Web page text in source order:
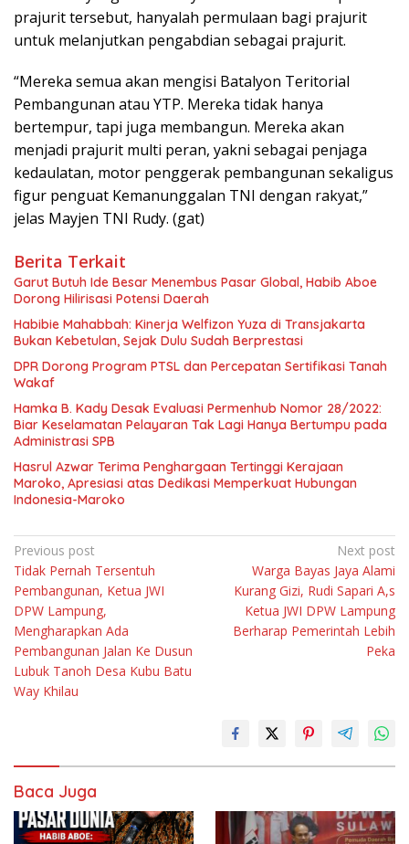
prajurit tersebut, hanyalah permulaan bagi prajurit
untuk melanjutkan pengabdian sebagai prajurit.
“Mereka semua akan mengisi Batalyon Teritorial
Pembangunan atau YTP. Mereka tidak hanya
bertempur, tapi juga membangun. Mereka akan
menjadi prajurit multi peran, yakni sebagai penjaga
kedaulatan, motor penggerak pembangunan sekaligus
figur penguat Kemanunggalan TNI dengan rakyat,”
jelas Mayjen TNI Rudy. (gat)
Berita Terkait
Garut Butuh Ide Besar Menembus Pasar Global, Habib Aboe
Dorong Hilirisasi Potensi Daerah
Habibie Mahabbah: Kinerja Welfizon Yuza di Transjakarta
Bukan Kebetulan, Sejak Dulu Sudah Berprestasi
DPR Dorong Program PTSL dan Percepatan Sertifikasi Tanah
Wakaf
Hamka B. Kady Desak Evaluasi Permenhub Nomor 28/2022:
Biar Keselamatan Pelayaran Tak Lagi Hanya Bertumpu pada
Administrasi SPB
Hasrul Azwar Terima Penghargaan Tertinggi Kerajaan
Maroko, Apresiasi atas Dedikasi Memperkuat Hubungan
Indonesia-Maroko
Navigasi
pos
Previous post
Tidak Pernah Tersentuh
Pembangunan, Ketua JWI
DPW Lampung,
Mengharapkan Ada
Pembangunan Jalan Ke Dusun
Lubuk Tanoh Desa Kubu Batu
Way Khilau
Next post
Warga Bayas Jaya Alami
Kurang Gizi, Rudi Sapari A,s
Ketua JWI DPW Lampung
Berharap Pemerintah Lebih
Peka
Baca Juga